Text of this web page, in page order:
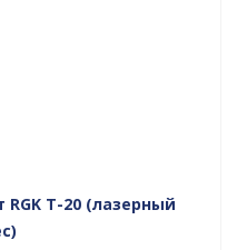
T-20 (лазерный